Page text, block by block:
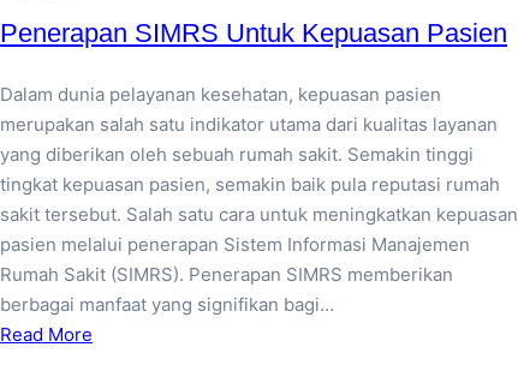
Penerapan SIMRS Untuk Kepuasan Pasien
Dalam dunia pelayanan kesehatan, kepuasan pasien
merupakan salah satu indikator utama dari kualitas layanan
yang diberikan oleh sebuah rumah sakit. Semakin tinggi
tingkat kepuasan pasien, semakin baik pula reputasi rumah
sakit tersebut. Salah satu cara untuk meningkatkan kepuasan
pasien melalui penerapan Sistem Informasi Manajemen
Rumah Sakit (SIMRS). Penerapan SIMRS memberikan
berbagai manfaat yang signifikan bagi…
Read More